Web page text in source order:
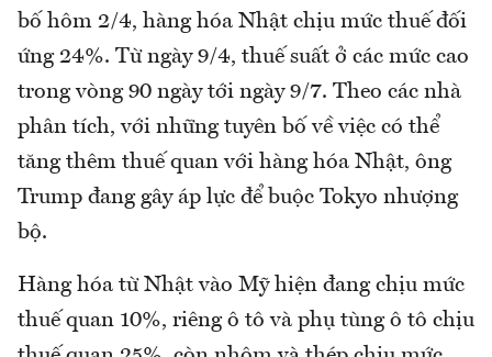
bố hôm 2/4, hàng hóa Nhật chịu mức thuế đối
ứng 24%. Từ ngày 9/4, thuế suất ở các mức cao
trong vòng 90 ngày tới ngày 9/7. Theo các nhà
phân tích, với những tuyên bố về việc có thể
tăng thêm thuế quan với hàng hóa Nhật, ông
Trump đang gây áp lực để buộc Tokyo nhượng
bộ.
Hàng hóa từ Nhật vào Mỹ hiện đang chịu mức
thuế quan 10%, riêng ô tô và phụ tùng ô tô chịu